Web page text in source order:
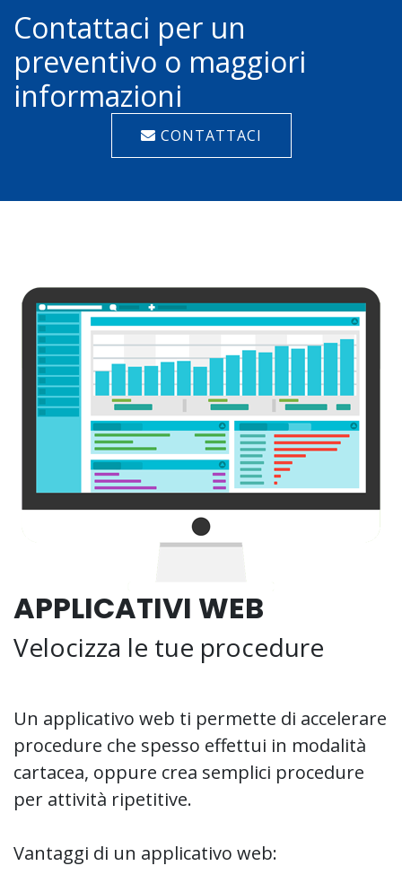
Contattaci per un
preventivo o maggiori
informazioni
CONTATTACI
APPLICATIVI WEB
Velocizza le tue procedure
Un applicativo web ti permette di accelerare
procedure che spesso effettui in modalità
cartacea, oppure crea semplici procedure
per attività ripetitive.
Vantaggi di un applicativo web: